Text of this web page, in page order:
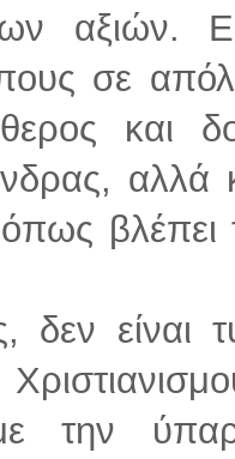
αξιών.
σε
και
αλλά
βλέπει
είναι
την